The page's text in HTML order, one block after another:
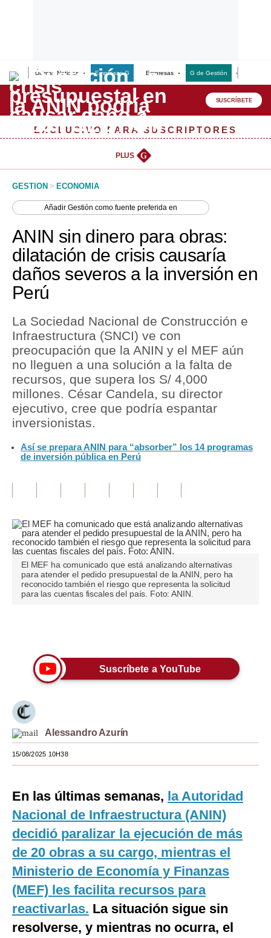
Últimas Noticias Empresas G Empresas G de Gestión
Lo último
Peru Quiosco
Management & Empleo
Perú
Política
Tu Dinero
Finanzas Personales
Inmobiliarias
Plus G
Opinión
Editorial
Blogs
Viajes
Moda
Estilos
México
España
Internacional
Tecnología
Club del Suscriptor
G de Gestión
Podcast
Gestión TV
Videos
Fotogalerías
SUSCRÍBETE
EXCLUSIVO PARA SUSCRIPTORES
PLUS G
GESTION > ECONOMIA
AñadirGestión como fuente preferida en
ANIN sin dinero para obras:
dilatación de crisis causaría
daños severos a la inversión en
Perú
La Sociedad Nacional de Construcción e
Infraestructura (SNCI) ve con
preocupación que la ANIN y el MEF aún
no lleguen a una solución a la falta de
recursos, que supera los S/ 4,000
millones. César Candela, su director
ejecutivo, cree que podría espantar
inversionistas.
Así se prepara ANIN para “absorber” los 14 programas
de inversión pública en Perú
El MEF ha comunicado que está analizando alternativas
para atender el pedido presupuestal de la ANIN, pero ha
reconocido también el riesgo que representa la solicitud
para las cuentas fiscales del país. Foto: ANIN.
Suscríbete a YouTube
Alessandro Azurín
15/08/2025 10H38
En las últimas semanas, la Autoridad
Nacional de Infraestructura (ANIN)
decidió paralizar la ejecución de más
de 20 obras a su cargo, mientras el
Ministerio de Economía y Finanzas
(MEF) les facilita recursos para
reactivarlas. La situación sigue sin
resolverse, y mientras no ocurra, el